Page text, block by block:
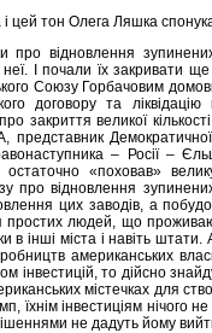
і цей тон Олега Ляшка
про відновлення
І почали їх закривати
Союзу Горбачовим
договору та
закриття великої
– Росії –
«поховав»
про відновлення
цих заводів, а
простих людей, що
в інші міста і навіть
американських
інвестицій, то дійсно
містечках для
їхнім інвестиціям нічого
не дадуть йому